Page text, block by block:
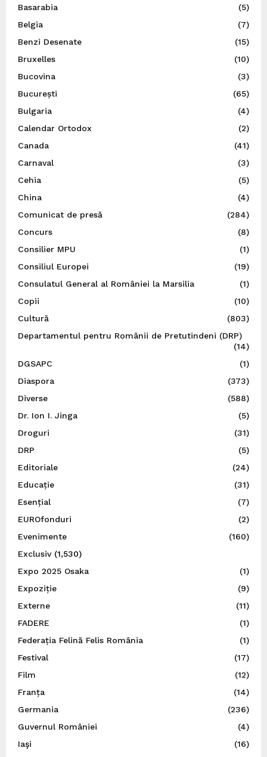
Basarabia
(5)
Belgia
(7)
Benzi Desenate
(15)
Bruxelles
(10)
Bucovina
(3)
București
(65)
Bulgaria
(4)
Calendar Ortodox
(2)
Canada
(41)
Carnaval
(3)
Cehia
(5)
China
(4)
Comunicat de presă
(284)
Concurs
(8)
Consilier MPU
(1)
Consiliul Europei
(19)
Consulatul General al României la Marsilia
(1)
Copii
(10)
Cultură
(803)
Departamentul pentru Românii de Pretutindeni (DRP)
(14)
DGSAPC
(1)
Diaspora
(373)
Diverse
(588)
Dr. Ion I. Jinga
(5)
Droguri
(31)
DRP
(5)
Editoriale
(24)
Educație
(31)
Esențial
(7)
EUROfonduri
(2)
Evenimente
(160)
Exclusiv(1,530)
Expo 2025 Osaka
(1)
Expoziție
(9)
Externe
(11)
FADERE
(1)
Federația Felină Felis România
(1)
Festival
(17)
Film
(12)
Franța
(14)
Germania
(236)
Guvernul României
(4)
Iaşi
(16)